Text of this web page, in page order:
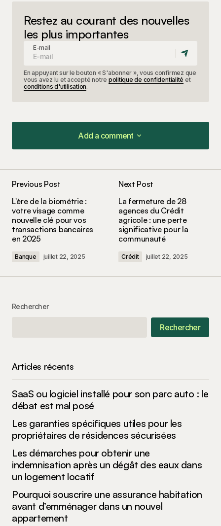
Restez au courant des nouvelles
les plus importantes
E-mail
En appuyant sur le bouton « S'abonner », vous confirmez que
vous avez lu et accepté notre politique de confidentialité et
conditions d'utilisation.
Add a comment
Add a comment
champs obligatoires sont indiqués avec*
Comment*
commentaire.
Submit Comment
Previous Post
L'ère de la biométrie :
votre visage comme
nouvelle clé pour vos
transactions bancaires
en 2025
Banque juillet 22, 2025
Next Post
La fermeture de 28
agences du Crédit
agricole : une perte
significative pour la
communauté
Crédit juillet 22, 2025
Rechercher
Rechercher
Articles récents
SaaS ou logiciel installé pour son parc auto : le
débat est mal posé
Les garanties spécifiques utiles pour les
propriétaires de résidences sécurisées
Les démarches pour obtenir une
indemnisation après un dégât des eaux dans
un logement locatif
Pourquoi souscrire une assurance habitation
avant d’emménager dans un nouvel
appartement